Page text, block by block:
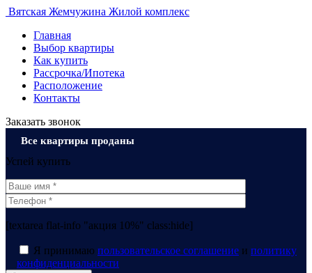
Вятская Жемчужина Жилой комплекс
Главная
Выбор квартиры
Как купить
Рассрочка/Ипотека
Расположение
Контакты
Заказать звонок
Все квартиры проданы
Успей купить
[textarea flat-info "акция 10%" class:hide]
Я принимаю пользовательское соглашение и политику
конфиденциальности